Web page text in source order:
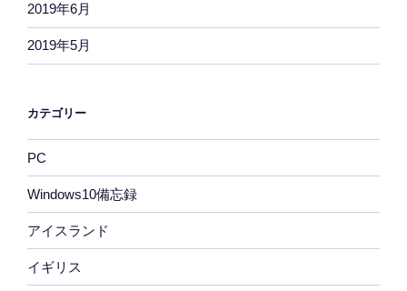
2019年6月
2019年5月
カテゴリー
PC
Windows10備忘録
アイスランド
イギリス